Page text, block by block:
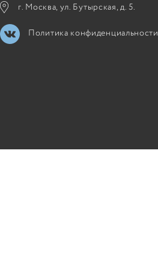
г. Москва, ул. Бутырская, д. 5.
Политика конфиденциальности